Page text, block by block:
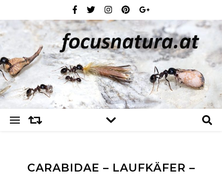
CARABIDAE – LAUFKÄFER –